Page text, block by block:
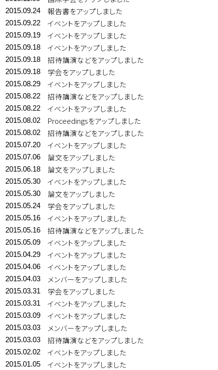
2015.09.24 報告書をアップしました
2015.09.22 イベントをアップしました
2015.09.19 イベントをアップしました
2015.09.18 イベントをアップしました
2015.09.18 招待講演などをアップしました
2015.09.18 学会をアップしました
2015.08.29 イベントをアップしました
2015.08.22 招待講演などをアップしました
2015.08.22 イベントをアップしました
2015.08.02 Proceedingsをアップしました
2015.08.02 招待講演などをアップしました
2015.07.20 イベントをアップしました
2015.07.06 論文をアップしました
2015.06.18 論文をアップしました
2015.05.30 イベントをアップしました
2015.05.30 論文をアップしました
2015.05.24 学会をアップしました
2015.05.16 イベントをアップしました
2015.05.16 招待講演などをアップしました
2015.05.09 イベントをアップしました
2015.04.29 イベントをアップしました
2015.04.06 イベントをアップしました
2015.04.03 メンバーをアップしました
2015.03.31 学会をアップしました
2015.03.31 イベントをアップしました
2015.03.09 イベントをアップしました
2015.03.03 メンバーをアップしました
2015.03.03 招待講演などをアップしました
2015.02.02 イベントをアップしました
2015.01.05 イベントをアップしました